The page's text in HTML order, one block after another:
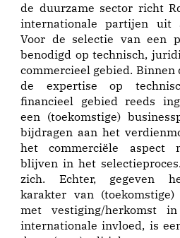
de duurzame sector richt
internationale partijen uit
Voor de selectie van een
benodigd op technisch,
commercieel gebied. Binnen
de expertise op
financieel gebied reeds
een (toekomstige)
bijdragen aan het
het commerciële aspect
blijven in het
zich. Echter, gegeven
karakter van (toekomstige)
met vestiging/herkomst
internationale invloed, is